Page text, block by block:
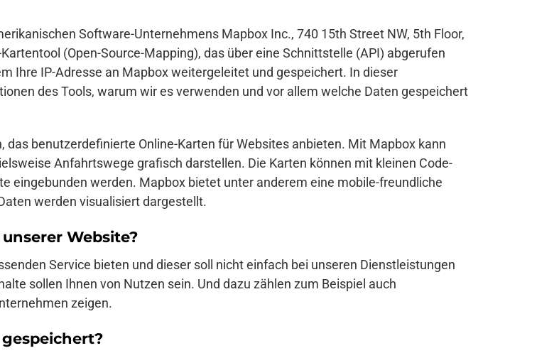
Software-Unternehmens Mapbox Inc., 740 15th Street NW, 5th Floor,
(Open-Source-Mapping), das über eine Schnittstelle (API) abgerufen
Ihre IP-Adresse an Mapbox weitergeleitet und gespeichert. In dieser
des Tools, warum wir es verwenden und vor allem welche Daten gespeichert
benutzerdefinierte Online-Karten für Websites anbieten. Mit Mapbox kann
Anfahrtswege grafisch darstellen. Die Karten können mit kleinen Code-
eingebunden werden. Mapbox bietet unter anderem eine mobile-freundliche
werden visualisiert dargestellt.
Website?
Service bieten und dieser soll nicht einfach bei unseren Dienstleistungen
sollen Ihnen von Nutzen sein. Und dazu zählen zum Beispiel auch
zeigen.